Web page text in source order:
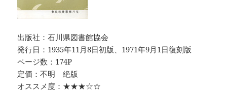
出版社：石川県図書館協会
発行日：1935年11月8日初版、1971年9月1日復刻版
ページ数：174P
定価：不明 絶版
オススメ度：★★★☆☆